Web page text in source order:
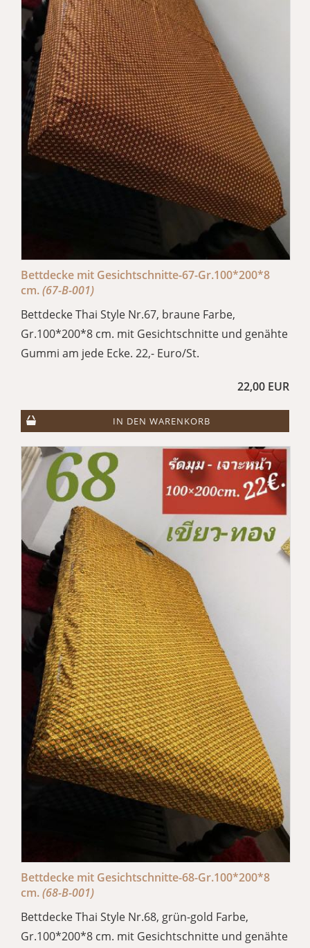
Bettdecke mit Gesichtschnitte-67-Gr.100*200*8
cm.(67-B-001)
Bettdecke Thai Style Nr.67, braune Farbe,
Gr.100*200*8 cm. mit Gesichtschnitte und genähte
Gummi am jede Ecke. 22,- Euro/St.
22,00 EUR
IN DEN WARENKORB
Bettdecke mit Gesichtschnitte-68-Gr.100*200*8
cm.(68-B-001)
Bettdecke Thai Style Nr.68, grün-gold Farbe,
Gr.100*200*8 cm. mit Gesichtschnitte und genähte